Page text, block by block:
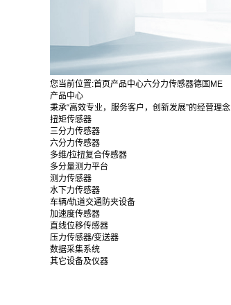
您当前位置:首页产品中心六分力传感器德国ME
产品中心
秉承“高效专业，服务客户，创新发展”的经营理念
扭矩传感器
三分力传感器
六分力传感器
多维/拉扭复合传感器
多分量测力平台
测力传感器
水下力传感器
车辆/轨道交通防夹设备
加速度传感器
直线位移传感器
压力传感器/变送器
数据采集系统
其它设备及仪器